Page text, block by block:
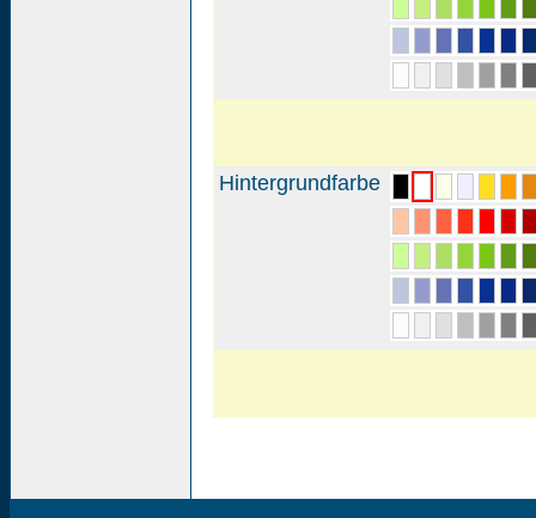
Hintergrundfarbe